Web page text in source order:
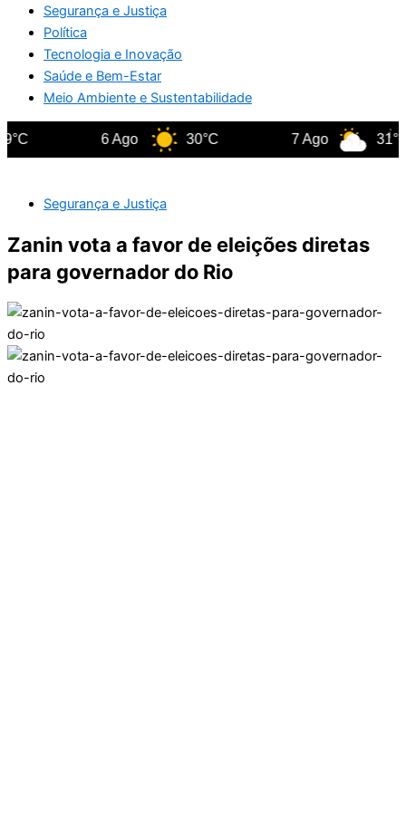
Segurança e Justiça
Política
Tecnologia e Inovação
Saúde e Bem-Estar
Meio Ambiente e Sustentabilidade
6 Ago 30°C 7 Ago 31°C
Segurança e Justiça
Zanin vota a favor de eleições diretas
para governador do Rio